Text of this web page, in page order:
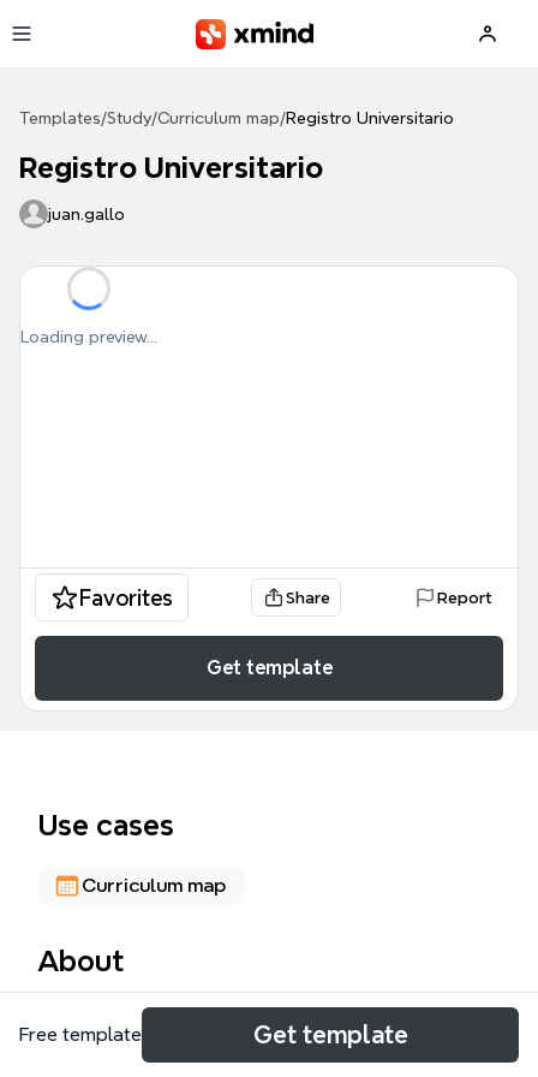
Templates/Study/Curriculum map/Registro Universitario
Registro Universitario
juan.gallo
Loading preview...
Favorites Share Report
Get template
Use cases
Curriculum map
About
El Registro Universitario es un mapa mental integral
que organiza los procesos administrativos y
Free template Get template